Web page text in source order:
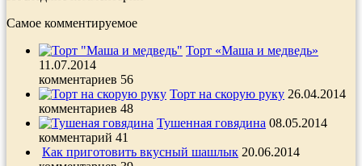
Самое комментируемое
Торт «Маша и медведь»
11.07.2014
комментариев 56
Торт на скорую руку 26.04.2014
комментариев 48
Тушенная говядина 08.05.2014
комментарий 41
Как приготовить вкусный шашлык 20.06.2014